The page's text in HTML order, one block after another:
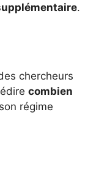
.
chercheurs
combien
régime